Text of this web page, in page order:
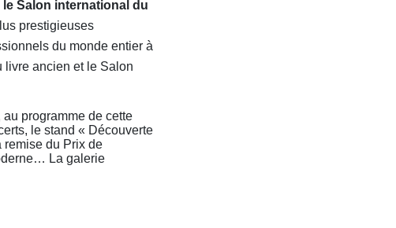
le Salon international du
prestigieuses
du monde entier à
livre ancien et le Salon
programme de cette
le stand « Découverte
du Prix de
La galerie